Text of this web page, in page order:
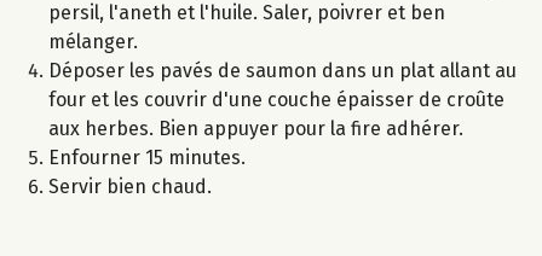
persil, l'aneth et l'huile. Saler, poivrer et ben
mélanger.
Déposer les pavés de saumon dans un plat allant au
four et les couvrir d'une couche épaisser de croûte
aux herbes. Bien appuyer pour la fire adhérer.
Enfourner 15 minutes.
Servir bien chaud.